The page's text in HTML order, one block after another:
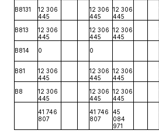
B8131
12 306
445
12 306
445
12 306
445
B813
12 306
445
12 306
445
12 306
445
B814
0 0
B81
12 306
445
12 306
445
12 306
445
B8
12 306
445
12 306
445
12 306
445
41 746
807
41 746
807
45
084
971